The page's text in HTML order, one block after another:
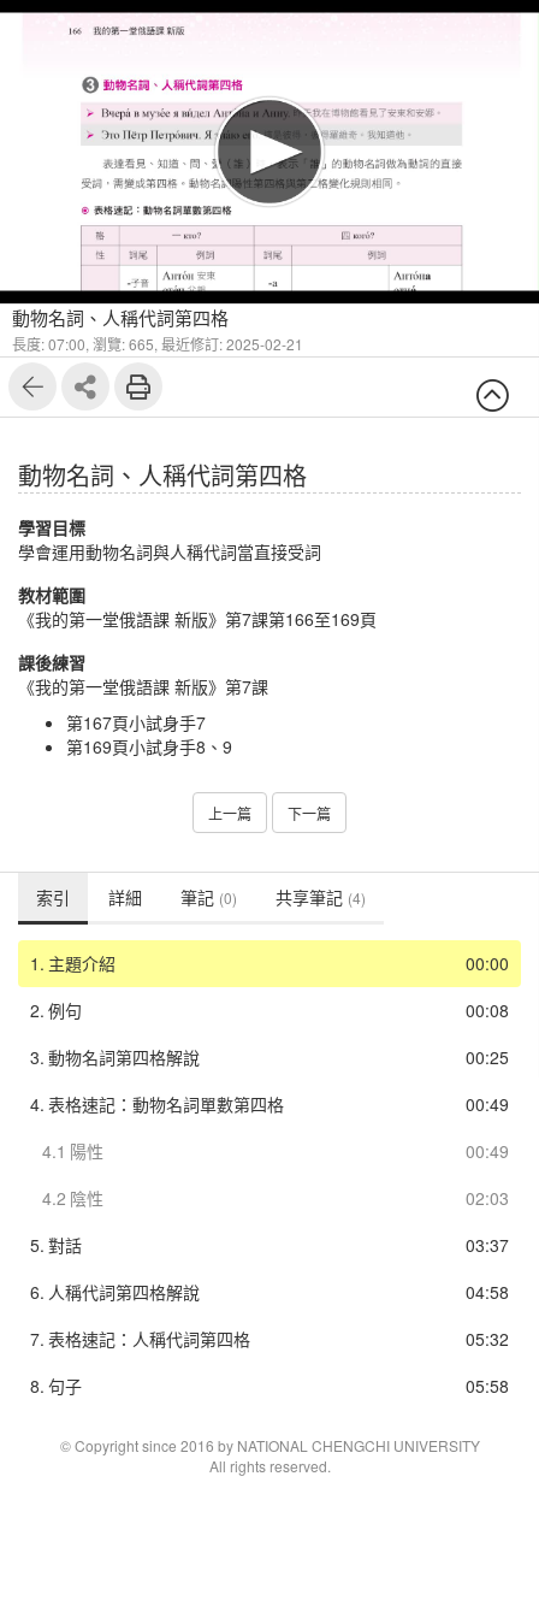
動物名詞、人稱代詞第四格
長度: 07:00, 瀏覽: 665, 最近修訂: 2025-02-21
動物名詞、人稱代詞第四格
學習目標
學會運用動物名詞與人稱代詞當直接受詞
教材範圍
《我的第一堂俄語課 新版》第7課第166至169頁
課後練習
《我的第一堂俄語課 新版》第7課
第167頁小試身手7
第169頁小試身手8、9
上一篇 下一篇
索引 詳細 筆記 (0) 共享筆記 (4)
00:00
1. 主題介紹
00:08
2. 例句
00:25
3. 動物名詞第四格解說
00:49
4. 表格速記：動物名詞單數第四格
00:49
4.1 陽性
02:03
4.2 陰性
03:37
5. 對話
04:58
6. 人稱代詞第四格解說
05:32
7. 表格速記：人稱代詞第四格
05:58
8. 句子
© Copyright since 2016 by NATIONAL CHENGCHI UNIVERSITY
All rights reserved.